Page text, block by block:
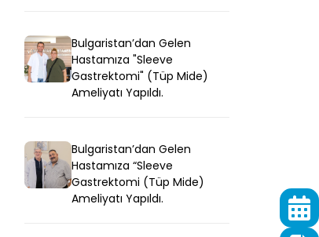
Bulgaristan’dan Gelen
Hastamıza "Sleeve
Gastrektomi" (Tüp Mide)
Ameliyatı Yapıldı.
Bulgaristan’dan Gelen
Hastamıza “Sleeve
Gastrektomi (Tüp Mide)
Ameliyatı Yapıldı.